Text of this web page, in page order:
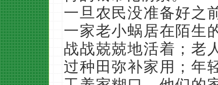
一旦农民没准备好之
一家老小蜗居在陌生
战战兢兢地活着；老
过种田弥补家用；年